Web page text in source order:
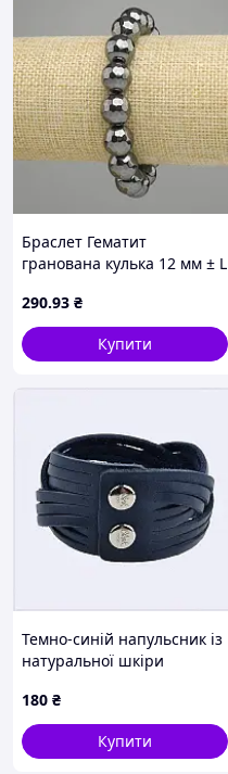
Браслет Гематит
гранована кулька 12 мм ± L
290.93 ₴
Купити
Темно-синій напульсник із
натуральної шкіри
180 ₴
Купити